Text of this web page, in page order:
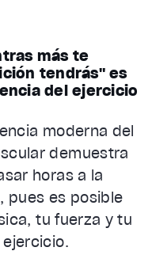
más te
tendrás" es
del ejercicio
moderna del
demuestra
horas a la
pues es posible
tu fuerza y tu